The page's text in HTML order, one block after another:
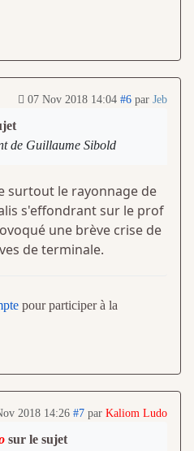
07 Nov 2018 14:04 #6 par Jeb
de Guillaume Sibold
surtout le rayonnage de
s'effondrant sur le prof
une brève crise de
de terminale.
pour participer à la
2018 14:26 #7 par Kaliom Ludo
sur le sujet